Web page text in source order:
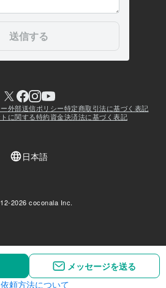
メッセージを送る
メッセージを送る
依頼方法について